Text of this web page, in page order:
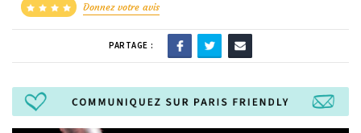
Donnez votre avis
PARTAGE :